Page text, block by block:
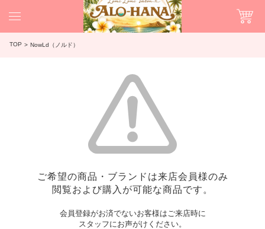
TOP NowLd（ノルド）
ご希望の商品・ブランドは来店会員様のみ
閲覧および購入が可能な商品です。
会員登録がお済でないお客様はご来店時に
スタッフにお声がけください。